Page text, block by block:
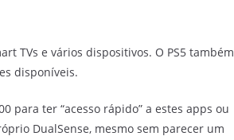
TVs e vários dispositivos. O PS5 também
disponíveis.
para ter “acesso rápido” a estes apps ou
DualSense, mesmo sem parecer um